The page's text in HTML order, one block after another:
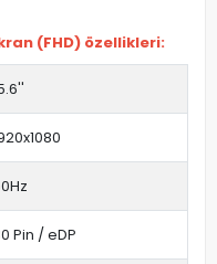
(FHD) özellikleri:
Pin / eDP